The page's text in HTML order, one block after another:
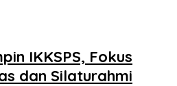
IKKSPS, Fokus
dan Silaturahmi